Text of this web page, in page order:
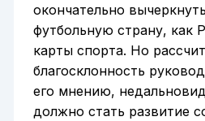
окончательно
футбольную страну, как
карты спорта. Но
благосклонность
его мнению,
должно стать развитие